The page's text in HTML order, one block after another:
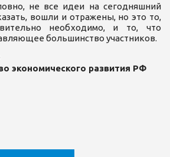
не все идеи на сегодняшний
вошли и отражены, но это то,
необходимо, и то, что
большинство участников.
экономического развития РФ